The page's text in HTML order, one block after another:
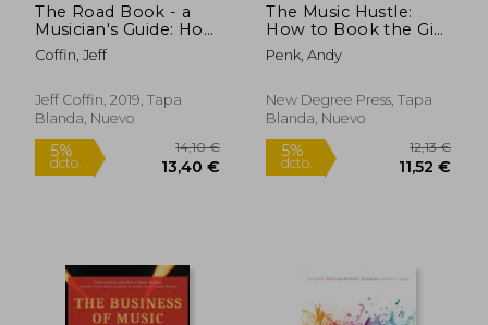
5%
dcto.
5%
dcto.
The Road Book - a
Musician's Guide: How
to Navigate the Road
(Before you Even
(en Inglés)
Coffin, Jeff
Jeff Coffin, 2019, Tapa
Blanda, Nuevo
The Music Hustle:
How to Book the Gig
(en Inglés)
Penk, Andy
New Degree Press, Tapa
Blanda, Nuevo